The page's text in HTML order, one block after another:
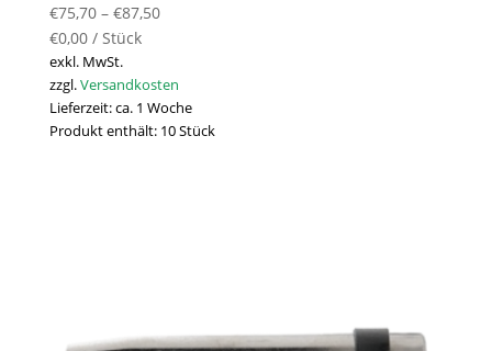
€75,70– €87,50
€0,00/ Stück
exkl. MwSt.
zzgl.Versandkosten
Lieferzeit:ca. 1 Woche
Produkt enthält: 10Stück